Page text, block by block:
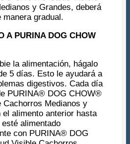
y Grandes, deberá
manera gradual.
A PURINA DOG CHOW
la alimentación, hágalo
5 días. Esto le ayudará a
digestivos. Cada día
PURINA® DOG CHOW®
Cachorros Medianos y
el alimento anterior hasta
alimentado
con PURINA® DOG